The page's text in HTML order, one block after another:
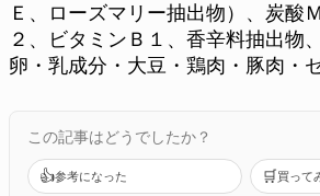
Ｅ、ローズマリー抽出物）、炭酸
２、ビタミンＢ１、香辛料抽出物
卵・乳成分・大豆・鶏肉・豚肉・
この記事はどうでしたか？
👍参考になった 🛒買って